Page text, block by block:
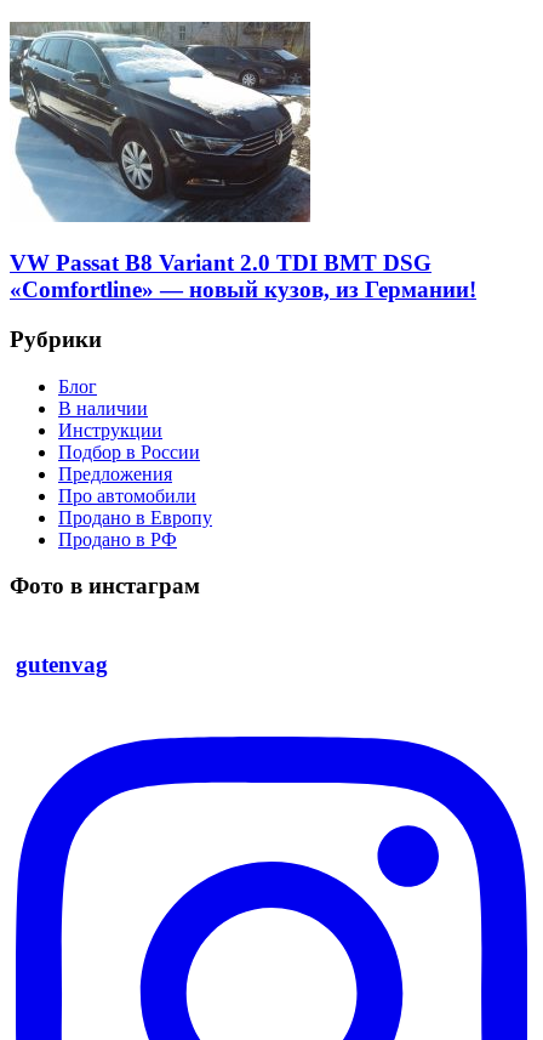
VW Passat B8 Variant 2.0 TDI BMT DSG
«Comfortline» — новый кузов, из Германии!
Рубрики
Блог
В наличии
Инструкции
Подбор в России
Предложения
Про автомобили
Продано в Европу
Продано в РФ
Фото в инстаграм
gutenvag